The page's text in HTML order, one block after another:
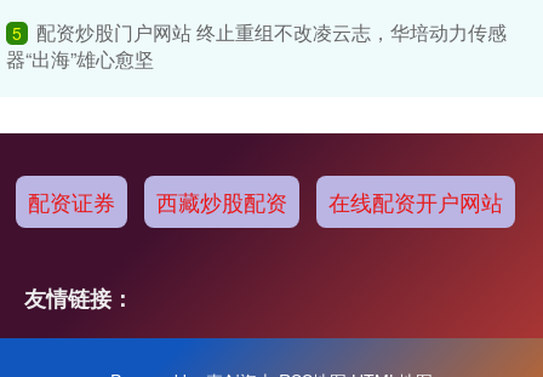
5
配资炒股门户网站 终止重组不改凌云志，华培动力传感
器“出海”雄心愈坚
配资证券 西藏炒股配资 在线配资开户网站
友情链接：